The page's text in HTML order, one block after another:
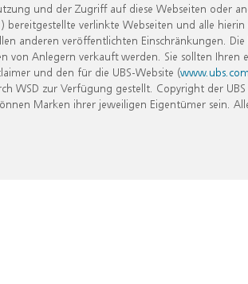
und der Zugriff auf diese Webseiten oder
verlinkte Webseiten und alle
anderen veröffentlichten Einschränkungen.
Anlegern verkauft werden. Sie sollten
und den für die UBS-Website (www.ubs.com
zur Verfügung gestellt. Copyright der
Marken ihrer jeweiligen Eigentümer sein.